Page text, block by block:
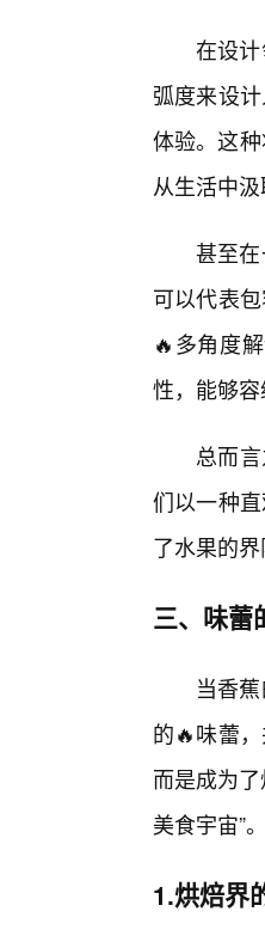
在设
弧度来设
体验。这
从生活中
甚至
可以代表
🔥多角度
性，能够容
总而
们以一种
了水果的
三、味蕾
当香
的🔥味蕾
而是成为
美食宇宙”。
1.烘焙界